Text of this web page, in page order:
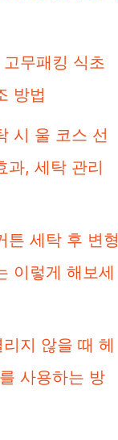
무패킹 식초
방법
시 울 코스 선
과, 세탁 관리
튼 세탁 후 변형
이렇게 해보세
지 않을 때 헤
사용하는 방